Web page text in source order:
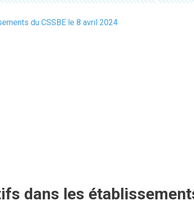
du CSSBE le 8 avril 2024
dans les